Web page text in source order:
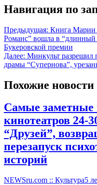
Навигация по
Предыдущая: Книга Марии
Романс” вошла в
Букеровской премии
Далее: Минкульт разрешил
драмы “Супернова”,
Похожие новости
Самые заметные
кинотеатров 24-
“Друзей”,
перезапуск
историй
NEWSru.com :: Культура5